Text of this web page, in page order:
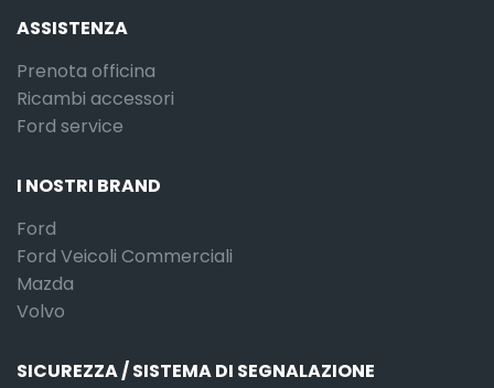
ASSISTENZA
Prenota officina
Ricambi accessori
Ford service
I NOSTRI BRAND
Ford
Ford Veicoli Commerciali
Mazda
Volvo
SICUREZZA / SISTEMA DI SEGNALAZIONE